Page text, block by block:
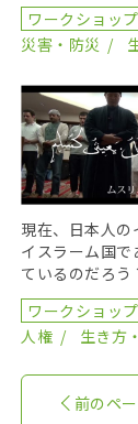
ワークショッ
災害・防災
現在、日本人
イスラーム国
ているのだろ
年秋期映像制
ワークショッ
人権
生き方
前のペ